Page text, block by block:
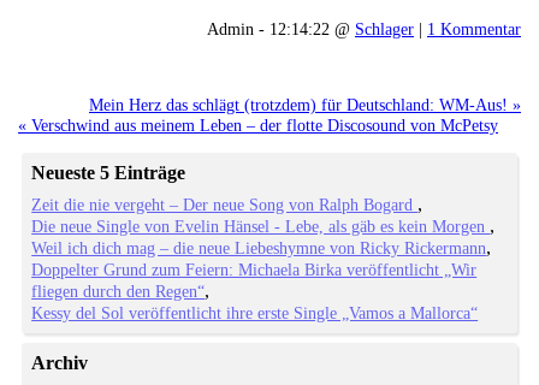
Admin - 12:14:22 @ Schlager | 1 Kommentar
Mein Herz das schlägt (trotzdem) für Deutschland: WM-Aus! »
« Verschwind aus meinem Leben – der flotte Discosound von McPetsy
Neueste 5 Einträge
Zeit die nie vergeht – Der neue Song von Ralph Bogard
Die neue Single von Evelin Hänsel - Lebe, als gäb es kein Morgen
Weil ich dich mag – die neue Liebeshymne von Ricky Rickermann
Doppelter Grund zum Feiern: Michaela Birka veröffentlicht „Wir
fliegen durch den Regen“
Kessy del Sol veröffentlicht ihre erste Single „Vamos a Mallorca“
Archiv